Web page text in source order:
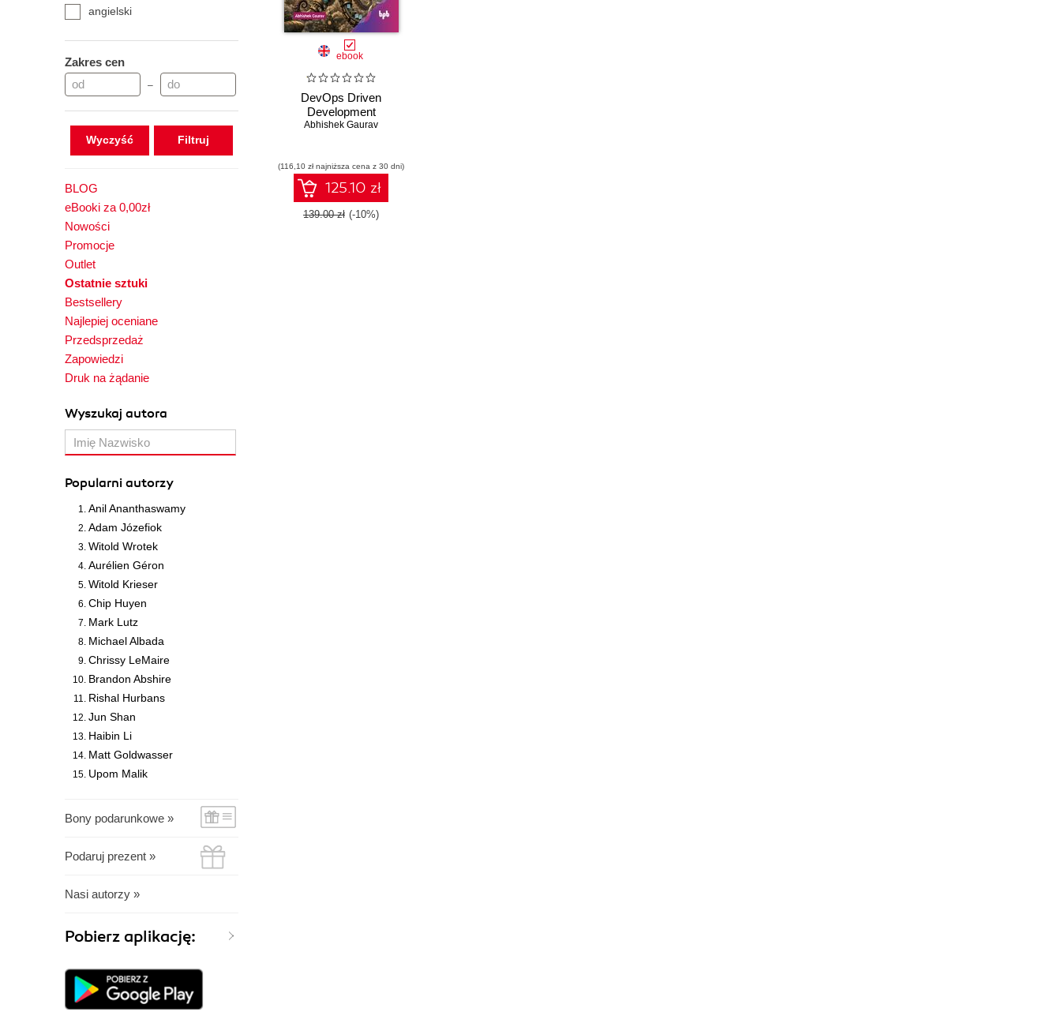
angielski
Zakres cen
–
Wyczyść
BLOG
eBooki za 0,00zł
Nowości
Promocje
Outlet
Ostatnie sztuki
Bestsellery
Najlepiej oceniane
Przedsprzedaż
Zapowiedzi
Druk na żądanie
Wyszukaj autora
Popularni autorzy
Anil Ananthaswamy
Adam Józefiok
Witold Wrotek
Aurélien Géron
Witold Krieser
Chip Huyen
Mark Lutz
Michael Albada
Chrissy LeMaire
Brandon Abshire
Rishal Hurbans
Jun Shan
Haibin Li
Matt Goldwasser
Upom Malik
Bony podarunkowe »
Podaruj prezent »
Nasi autorzy »
Pobierz aplikację:
ebook
DevOps Driven
Development
Abhishek Gaurav
(116,10 zł najniższa cena z 30 dni)
125.10 zł
139.00 zł (-10%)